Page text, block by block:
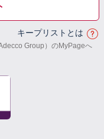
キープリストとは
Group）のMyPageへ